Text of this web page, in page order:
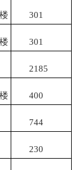
301
301
2185
400
744
230